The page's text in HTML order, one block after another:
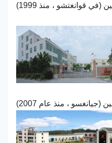
، منذ 1999)
، منذ عام 2007)